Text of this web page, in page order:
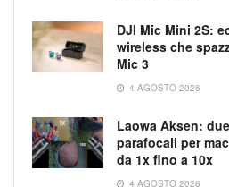
DJI Mic Mini 2S:
wireless che
Mic 3
4 AGOSTO 2026
Laowa Aksen:
parafocali per
da 1x fino a 10x
4 AGOSTO 2026